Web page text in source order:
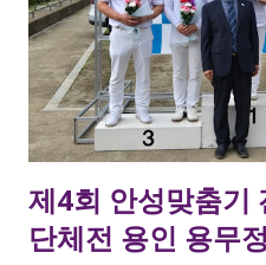
제4회 안성맞춤기
단체전 용인 용무